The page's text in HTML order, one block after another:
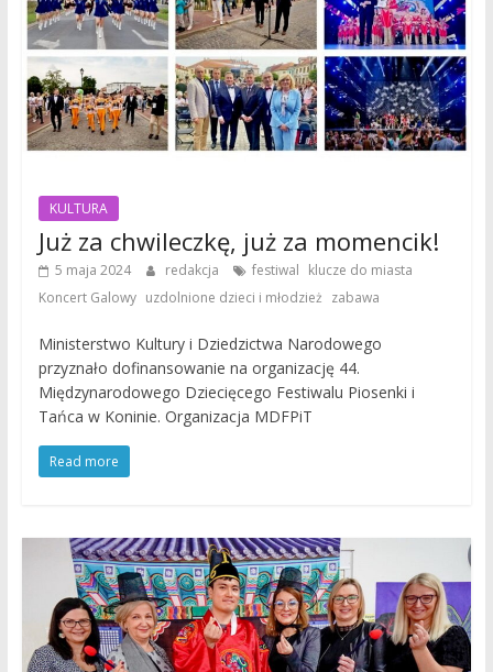
KULTURA
Już za chwileczkę, już za momencik!
5 maja 2024 redakcja festiwal klucze do miasta
Koncert Galowy, uzdolnione dzieci i młodzież zabawa
Ministerstwo Kultury i Dziedzictwa Narodowego
przyznało dofinansowanie na organizację 44.
Międzynarodowego Dziecięcego Festiwalu Piosenki i
Tańca w Koninie. Organizacja MDFPiT
Read more